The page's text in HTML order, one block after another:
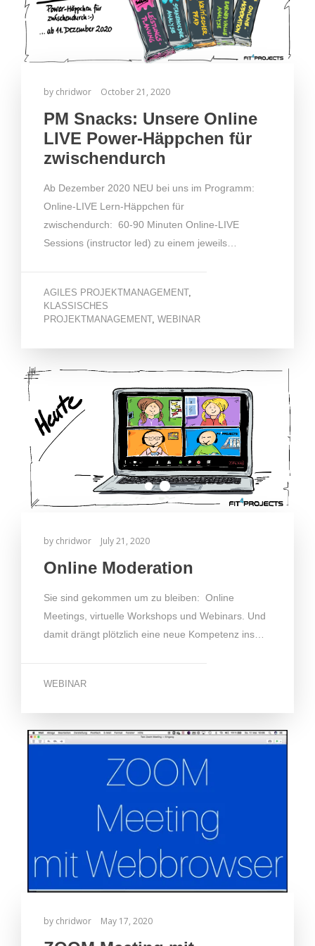
by chridwor October 21, 2020
PM Snacks: Unsere Online
LIVE Power-Häppchen für
zwischendurch
Ab Dezember 2020 NEU bei uns im Programm:
Online-LIVE Lern-Häppchen für
zwischendurch: 60-90 Minuten Online-LIVE
Sessions (instructor led) zu einem jeweils…
AGILES PROJEKTMANAGEMENT,
KLASSISCHES
PROJEKTMANAGEMENT, WEBINAR
by chridwor July 21, 2020
Online Moderation
Sie sind gekommen um zu bleiben: Online
Meetings, virtuelle Workshops und Webinars. Und
damit drängt plötzlich eine neue Kompetenz ins…
WEBINAR
by chridwor May 17, 2020